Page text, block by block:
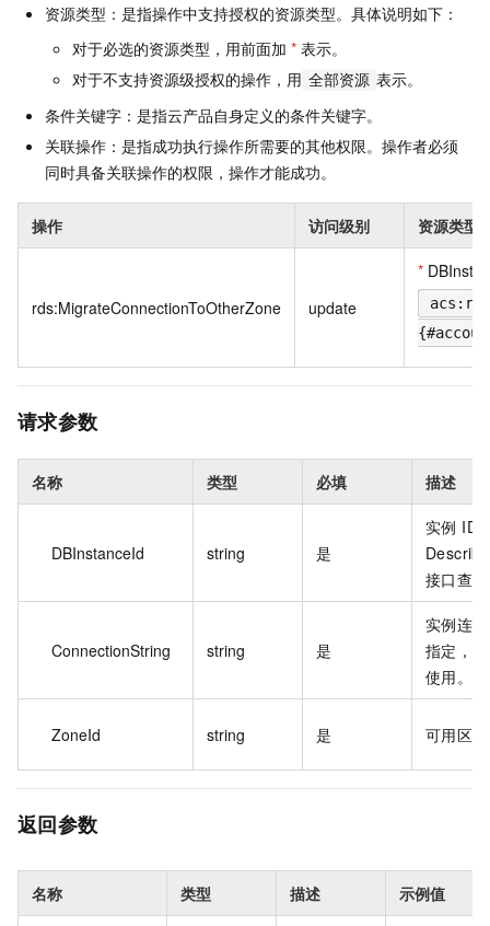
资源类型：是指操作中支持授权的资源类型。具体说明如下：
对于必选的资源类型，用前面加 * 表示。
对于不支持资源级授权的操作，用 全部资源 表示。
条件关键字：是指云产品自身定义的条件关键字。
关联操作：是指成功执行操作所需要的其他权限。操作者必须
同时具备关联操作的权限，操作才能成功。
操作 访问级别 资源类型
rds:MigrateConnectionToOtherZone update
*
请求参数
名称 类型 必填 描述
DBInstanceId string 是
实例 ID
接口查
ConnectionString string 是
实例连
指定，
使用。
ZoneId string 是 可用区
返回参数
名称 类型 描述 示例值